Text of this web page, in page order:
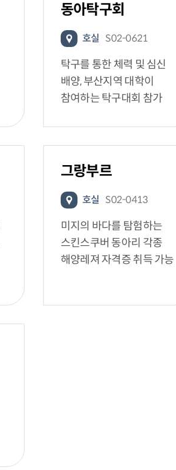
동아탁구회
호실 S02-0621
탁구를 통한 체력 및 심신
배양, 부산지역 대학이
참여하는 탁구대회 참가
그랑부르
호실 S02-0413
미지의 바다를 탐험하는
스킨스쿠버 동아리 각종
해양레져 자격증 취득 가능